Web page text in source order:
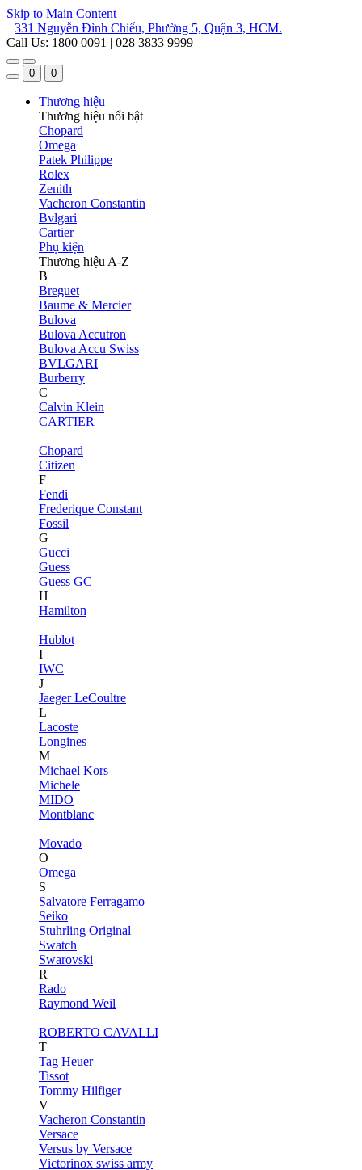
Skip to Main Content
331 Nguyễn Đình Chiểu, Phường 5, Quận 3, HCM.
Call Us: 1800 0091 | 028 3833 9999
0 0
Thương hiệu
Thương hiệu nổi bật
Chopard
Omega
Patek Philippe
Rolex
Zenith
Vacheron Constantin
Bvlgari
Cartier
Phụ kiện
Thương hiệu A-Z
B
Breguet
Baume & Mercier
Bulova
Bulova Accutron
Bulova Accu Swiss
BVLGARI
Burberry
C
Calvin Klein
CARTIER
Chopard
Citizen
F
Fendi
Frederique Constant
Fossil
G
Gucci
Guess
Guess GC
H
Hamilton
Hublot
I
IWC
J
Jaeger LeCoultre
L
Lacoste
Longines
M
Michael Kors
Michele
MIDO
Montblanc
Movado
O
Omega
S
Salvatore Ferragamo
Seiko
Stuhrling Original
Swatch
Swarovski
R
Rado
Raymond Weil
ROBERTO CAVALLI
T
Tag Heuer
Tissot
Tommy Hilfiger
V
Vacheron Constantin
Versace
Versus by Versace
Victorinox swiss army